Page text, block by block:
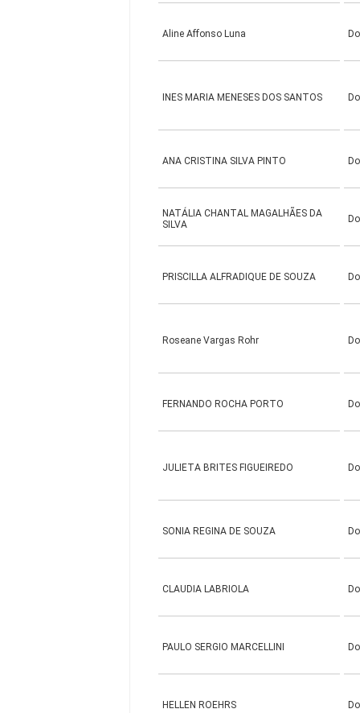
Aline Affonso Luna
INES MARIA MENESES DOS SANTOS
ANA CRISTINA SILVA PINTO
NATÁLIA CHANTAL MAGALHÃES DA
SILVA
PRISCILLA ALFRADIQUE DE SOUZA
Roseane Vargas Rohr
FERNANDO ROCHA PORTO
JULIETA BRITES FIGUEIREDO
SONIA REGINA DE SOUZA
CLAUDIA LABRIOLA
PAULO SERGIO MARCELLINI
HELLEN ROEHRS